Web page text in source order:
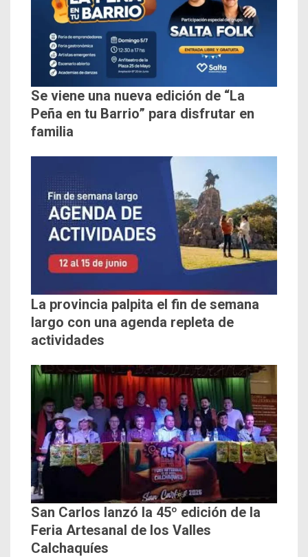
Se viene una nueva edición de “La
Peña en tu Barrio” para disfrutar en
familia
La provincia palpita el fin de semana
largo con una agenda repleta de
actividades
San Carlos lanzó la 45º edición de la
Feria Artesanal de los Valles
Calchaquíes